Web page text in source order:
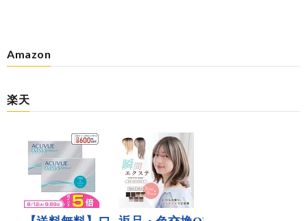
Amazon
楽天